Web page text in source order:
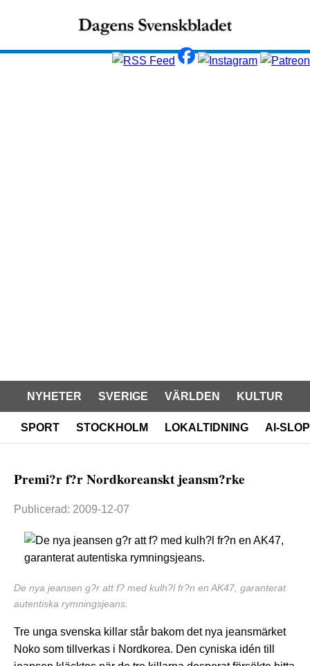
NYHETER SVERIGE VÄRLDEN KULTUR
SPORT STOCKHOLM LOKALTIDNING AI-SLOP
Premi?r f?r Nordkoreanskt jeansm?rke
Publicerad: 2009-12-07
De nya jeansen g?r att f? med kulh?l fr?n en AK47, garanterat
autentiska rymningsjeans.
Tre unga svenska killar står bakom det nya jeansmärket
Noko som tillverkas i Nordkorea. Den cyniska idén till